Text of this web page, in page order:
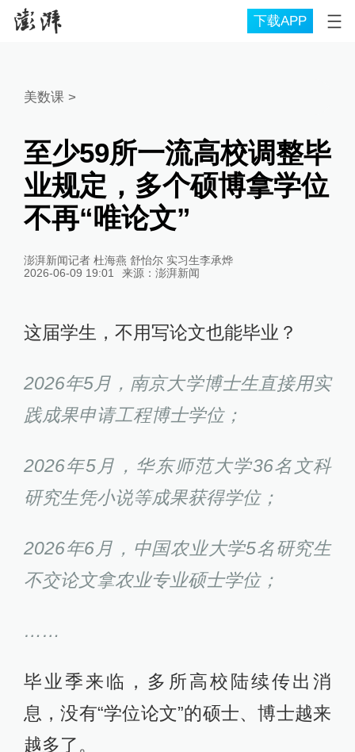
下载APP
美数课>
至少59所一流高校调整毕
业规定，多个硕博拿学位
不再“唯论文”
澎湃新闻记者 杜海燕 舒怡尔 实习生李承烨
2026-06-09 19:01
来源： 澎湃新闻
这届学生，不用写论文也能毕业？
2026年5月，南京大学博士生直接用实
践成果申请工程博士学位；
2026年5月，华东师范大学36名文科
研究生凭小说等成果获得学位；
2026年6月，中国农业大学5名研究生
不交论文拿农业专业硕士学位；
……
毕业季来临，多所高校陆续传出消
息，没有“学位论文”的硕士、博士越来
越多了。